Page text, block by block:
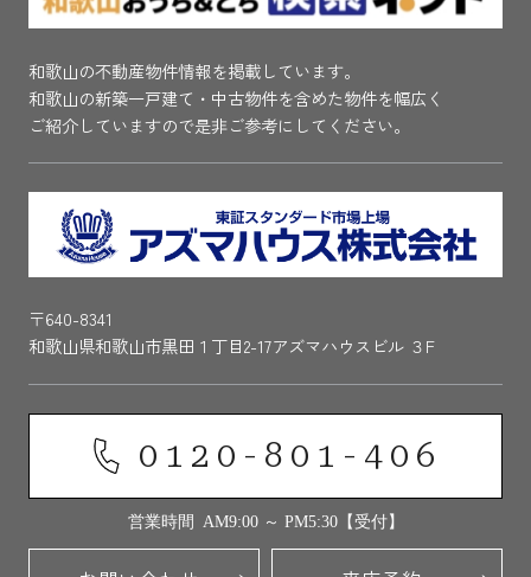
和歌山の不動産物件情報を掲載しています。
和歌山の新築一戸建て・中古物件を含めた物件を幅広く
ご紹介していますので是非ご参考にしてください。
〒640-8341
和歌山県和歌山市黒田１丁目2-17アズマハウスビル ３F
0120-801-406
営業時間 AM9:00 ～ PM5:30【受付】